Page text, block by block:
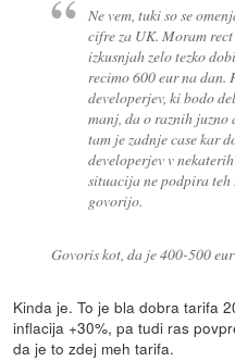
Ne vem, tuki so se
cifre za UK. Moram
izkusnjah zelo tezko
recimo 600 eur na dan.
developerjev, ki bodo
manj, da o raznih
tam je zadnje case kar
developerjev v
situacija ne podpira teh
govorijo.
Govoris kot, da je 400-500
Kinda je. To je bla dobra tarifa
inflacija +30%, pa tudi ras
da je to zdej meh tarifa.